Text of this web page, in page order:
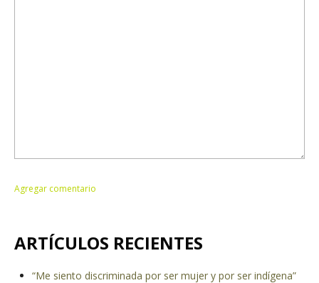
ARTÍCULOS RECIENTES
“Me siento discriminada por ser mujer y por ser indígena”